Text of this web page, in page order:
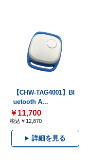
【CHW-TAG4001】Bl
uetooth A...
￥11,700
税込￥12,870
詳細を見る